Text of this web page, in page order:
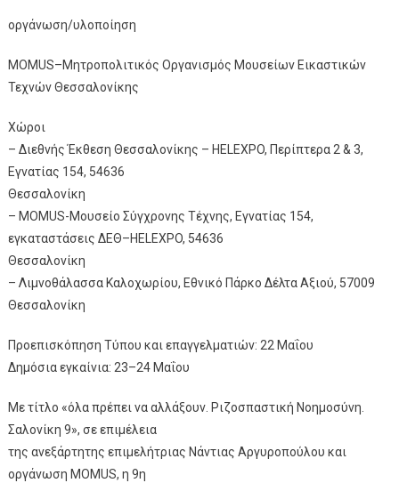
οργάνωση/υλοποίηση
MOMUS–Μητροπολιτικός Οργανισμός Μουσείων Εικαστικών
Τεχνών Θεσσαλονίκης
Χώροι
– Διεθνής Έκθεση Θεσσαλονίκης – HELEXPO, Περίπτερα 2 & 3,
Εγνατίας 154, 54636
Θεσσαλονίκη
– MOMUS-Μουσείο Σύγχρονης Τέχνης, Εγνατίας 154,
εγκαταστάσεις ΔΕΘ–HELEXPO, 54636
Θεσσαλονίκη
– Λιμνοθάλασσα Καλοχωρίου, Εθνικό Πάρκο Δέλτα Αξιού, 57009
Θεσσαλονίκη
Προεπισκόπηση Τύπου και επαγγελματιών: 22 Μαΐου
Δημόσια εγκαίνια: 23–24 Μαΐου
Με τίτλο «όλα πρέπει να αλλάξουν. Ριζοσπαστική Νοημοσύνη.
Σαλονίκη 9», σε επιμέλεια
της ανεξάρτητης επιμελήτριας Νάντιας Αργυροπούλου και
οργάνωση MOMUS, η 9η